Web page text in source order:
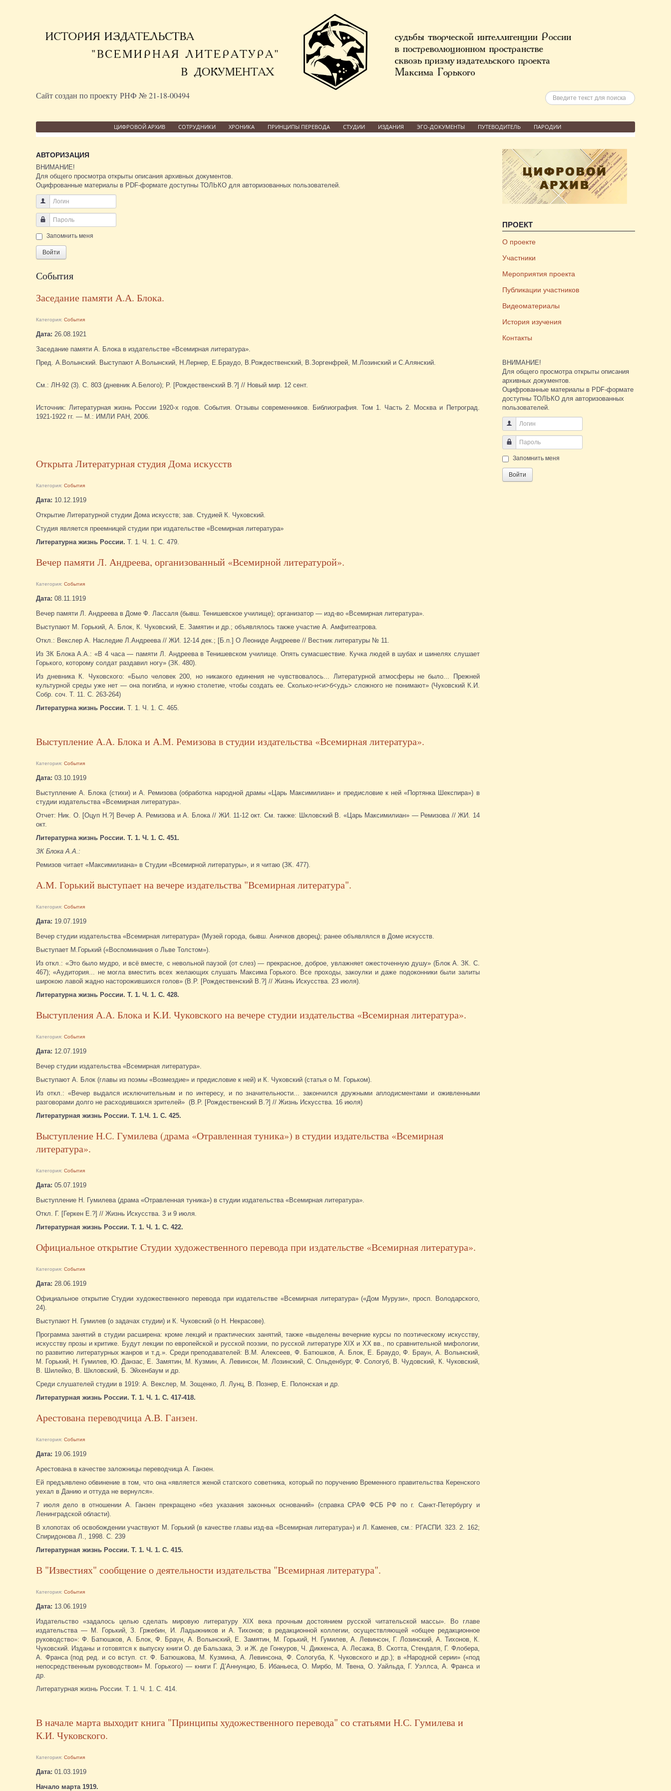
Сайт создан по проекту РНФ № 21-18-00494 Искать
ЦИФРОВОЙ АРХИВ СОТРУДНИКИ ХРОНИКА ПРИНЦИПЫ ПЕРЕВОДА СТУДИИ ИЗДАНИЯ ЭГО-ДОКУМЕНТЫ ПУТЕВОДИТЕЛЬ ПАРОДИИ
АВТОРИЗАЦИЯ
ВНИМАНИЕ!
Для общего просмотра открыты описания архивных документов.
Оцифрованные материалы в PDF-формате доступны ТОЛЬКО для авторизованных пользователей.
Логин
Пароль
Запомнить меня
Войти
События
Заседание памяти А.А. Блока.
Категория: События
Дата: 26.08.1921
Заседание памяти А. Блока в издательстве «Всемирная литература».
Пред. А.Волынский. Выступают А.Волынский, Н.Лернер, Е.Браудо, В.Рождественский, В.Зоргенфрей, М.Лозинский и С.Алянский.
См.: ЛН-92 (3). С. 803 (дневник А.Белого); Р. [Рождественский В.?] // Новый мир. 12 сент.
Источник: Литературная жизнь России 1920-х годов. События. Отзывы современников. Библиография. Том 1. Часть 2. Москва и Петроград.
1921-1922 гг. — М.: ИМЛИ РАН, 2006.
Открыта Литературная студия Дома искусств
Категория: События
Дата: 10.12.1919
Открытие Литературной студии Дома искусств; зав. Студией К. Чуковский.
Студия является преемницей студии при издательстве «Всемирная литература»
Литературна жизнь России. Т. 1. Ч. 1. С. 479.
Вечер памяти Л. Андреева, организованный «Всемирной литературой».
Категория: События
Дата: 08.11.1919
Вечер памяти Л. Андреева в Доме Ф. Лассаля (бывш. Тенишевское училище); организатор — изд-во «Всемирная литература».
Выступают М. Горький, А. Блок, К. Чуковский, Е. Замятин и др.; объявлялось также участие А. Амфитеатрова.
Откл.: Векслер А. Наследие Л.Андреева // ЖИ. 12-14 дек.; [Б.п.] О Леониде Андрееве // Вестник литературы № 11.
Из ЗК Блока А.А.: «В 4 часа — памяти Л. Андреева в Тенишевском училище. Опять сумасшествие. Кучка людей в шубах и шинелях слушает
Горького, которому солдат раздавил ногу» (ЗК. 480).
Из дневника К. Чуковского: «Было человек 200, но никакого единения не чувствовалось... Литературной атмосферы не было... Прежней
культурной среды уже нет — она погибла, и нужно столетие, чтобы создать ее. Сколько-н<и>б<удь> сложного не понимают» (Чуковский К.И.
Собр. соч. Т. 11. С. 263-264)
Литературна жизнь России. Т. 1. Ч. 1. С. 465.
Выступление А.А. Блока и А.М. Ремизова в студии издательства «Всемирная литература».
Категория: События
Дата: 03.10.1919
Выступление А. Блока (стихи) и А. Ремизова (обработка народной драмы «Царь Максимилиан» и предисловие к ней «Портянка Шекспира») в
студии издательства «Всемирная литература».
Отчет: Ник. О. [Оцуп Н.?] Вечер А. Ремизова и А. Блока // ЖИ. 11-12 окт. См. также: Шкловский В. «Царь Максимилиан» — Ремизова // ЖИ. 14
окт.
Литературна жизнь России. Т. 1. Ч. 1. С. 451.
ЗК Блока А.А.:
Ремизов читает «Максимилиана» в Студии «Всемирной литературы», и я читаю (ЗК. 477).
А.М. Горький выступает на вечере издательства "Всемирная литература".
Категория: События
Дата: 19.07.1919
Вечер студии издательства «Всемирная литература» (Музей города, бывш. Аничков дворец); ранее объявлялся в Доме искусств.
Выступает М.Горький («Воспоминания о Льве Толстом»).
Из откл.: «Это было мудро, и всё вместе, с невольной паузой (от слез) — прекрасное, доброе, увлажняет ожесточенную душу» (Блок А. ЗК. С.
467); «Аудитория... не могла вместить всех желающих слушать Максима Горького. Все проходы, закоулки и даже подоконники были залиты
широкою лавой жадно насторожившихся голов» (В.Р. [Рождественский В.?] // Жизнь Искусства. 23 июля).
Литературна жизнь России. Т. 1. Ч. 1. С. 428.
Выступления А.А. Блока и К.И. Чуковского на вечере студии издательства «Всемирная литература».
Категория: События
Дата: 12.07.1919
Вечер студии издательства «Всемирная литература».
Выступают А. Блок (главы из поэмы «Возмездие» и предисловие к ней) и К. Чуковский (статья о М. Горьком).
Из откл.: «Вечер выдался исключительным и по интересу, и по значительности... закончился дружными аплодисментами и оживленными
разговорами долго не расходившихся зрителей» (В.Р. [Рождественский В.?] // Жизнь Искусства. 16 июля)
Литературная жизнь России. Т. 1.Ч. 1. С. 425.
Выступление Н.С. Гумилева (драма «Отравленная туника») в студии издательства «Всемирная
литература».
Категория: События
Дата: 05.07.1919
Выступление Н. Гумилева (драма «Отравленная туника») в студии издательства «Всемирная литература».
Откл. Г. [Геркен Е.?] // Жизнь Искусства. 3 и 9 июля.
Литературная жизнь России. Т. 1. Ч. 1. С. 422.
Официальное открытие Студии художественного перевода при издательстве «Всемирная литература».
Категория: События
Дата: 28.06.1919
Официальное открытие Студии художественного перевода при издательстве «Всемирная литература» («Дом Мурузи», просп. Володарского,
24).
Выступают Н. Гумилев (о задачах студии) и К. Чуковский (о Н. Некрасове).
Программа занятий в студии расширена: кроме лекций и практических занятий, также «выделены вечерние курсы по поэтическому искусству,
искусству прозы и критике. Будут лекции по европейской и русской поэзии, по русской литературе XIX и XX вв., по сравнительной мифологии,
по развитию литературных жанров и т.д.». Среди преподавателей: В.М. Алексеев, Ф. Батюшков, А. Блок, Е. Браудо, Ф. Браун, А. Волынский,
М. Горький, Н. Гумилев, Ю. Данзас, Е. Замятин, М. Кузмин, А. Левинсон, М. Лозинский, С. Ольденбург, Ф. Сологуб, В. Чудовский, К. Чуковский,
В. Шилейко, В. Шкловский, Б. Эйхенбаум и др.
Среди слушателей студии в 1919: А. Векслер, М. Зощенко, Л. Лунц, В. Познер, Е. Полонская и др.
Литературная жизнь России. Т. 1. Ч. 1. С. 417-418.
Арестована переводчица А.В. Ганзен.
Категория: События
Дата: 19.06.1919
Арестована в качестве заложницы переводчица А. Ганзен.
Ей предъявлено обвинение в том, что она «является женой статского советника, который по поручению Временного правительства Керенского
уехал в Данию и оттуда не вернулся».
7 июля дело в отношении А. Ганзен прекращено «без указания законных оснований» (справка СРАФ ФСБ РФ по г. Санкт-Петербургу и
Ленинградской области).
В хлопотах об освобождении участвуют М. Горький (в качестве главы изд-ва «Всемирная литература») и Л. Каменев, см.: РГАСПИ. 323. 2. 162;
Спиридонова Л., 1998. С. 239
Литературная жизнь России. Т. 1. Ч. 1. С. 415.
В "Известиях" сообщение о деятельности издательства "Всемирная литература".
Категория: События
Дата: 13.06.1919
Издательство «задалось целью сделать мировую литературу XIX века прочным достоянием русской читательской массы». Во главе
издательства — М. Горький, З. Гржебин, И. Ладыжников и А. Тихонов; в редакционной коллегии, осуществляющей «общее редакционное
руководство»: Ф. Батюшков, А. Блок, Ф. Браун, А. Волынский, Е. Замятин, М. Горький, Н. Гумилев, А. Левинсон, Г. Лозинский, А. Тихонов, К.
Чуковский. Изданы и готовятся к выпуску книги О. де Бальзака, Э. и Ж. де Гонкуров, Ч. Диккенса, А. Лесажа, В. Скотта, Стендаля, Г. Флобера,
А. Франса (под ред. и со вступ. ст. Ф. Батюшкова, М. Кузмина, А. Левинсона, Ф. Сологуба, К. Чуковского и др.); в «Народной серии» («под
непосредственным руководством» М. Горького) — книги Г. Д’Аннунцио, Б. Ибаньеса, О. Мирбо, М. Твена, О. Уайльда, Г. Уэллса, А. Франса и
др.
Литературная жизнь России. Т. 1. Ч. 1. С. 414.
В начале марта выходит книга "Принципы художественного перевода" со статьями Н.С. Гумилева и
К.И. Чуковского.
Категория: События
Дата: 01.03.1919
Начало марта 1919.
ПРОЕКТ
О проекте
Участники
Мероприятия проекта
Публикации участников
Видеоматериалы
История изучения
Контакты
ВНИМАНИЕ!
Для общего просмотра открыты описания
архивных документов.
Оцифрованные материалы в PDF-формате
доступны ТОЛЬКО для авторизованных
пользователей.
Логин
Пароль
Запомнить меня
Войти